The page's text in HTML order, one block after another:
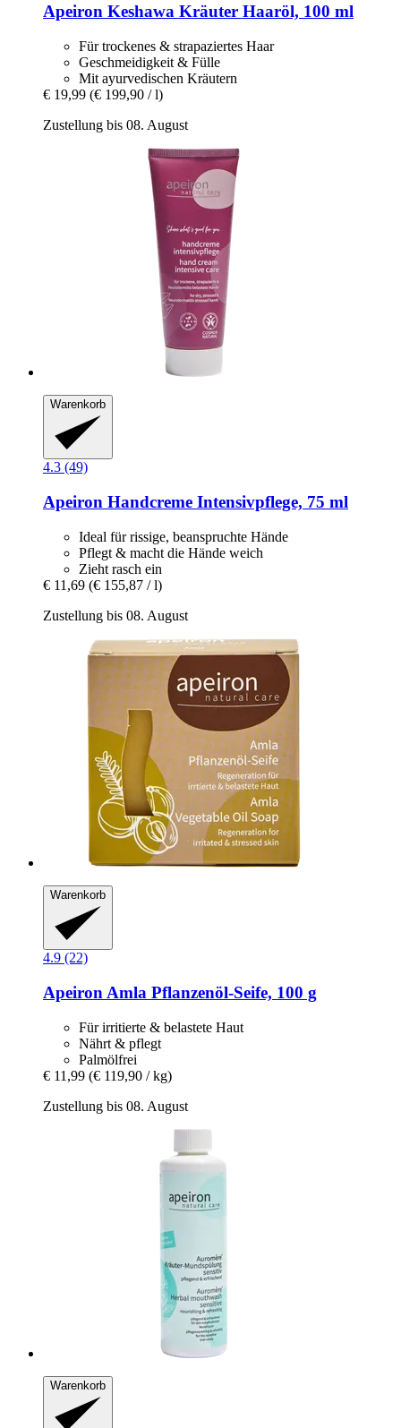
Apeiron Keshawa Kräuter Haaröl, 100 ml
Für trockenes & strapaziertes Haar
Geschmeidigkeit & Fülle
Mit ayurvedischen Kräutern
€ 19,99 (€ 199,90 / l)
Zustellung bis 08. August
Warenkorb
4.3 (49)
Apeiron Handcreme Intensivpflege, 75 ml
Ideal für rissige, beanspruchte Hände
Pflegt & macht die Hände weich
Zieht rasch ein
€ 11,69 (€ 155,87 / l)
Zustellung bis 08. August
Warenkorb
4.9 (22)
Apeiron Amla Pflanzenöl-​Seife, 100 g
Für irritierte & belastete Haut
Nährt & pflegt
Palmölfrei
€ 11,99 (€ 119,90 / kg)
Zustellung bis 08. August
Warenkorb